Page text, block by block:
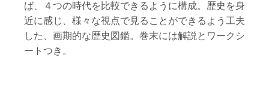
ば、４つの時代を比較できるように構成。歴史を身
近に感じ、様々な視点で見ることができるよう工夫
した、画期的な歴史図鑑。巻末には解説とワークシ
ートつき。